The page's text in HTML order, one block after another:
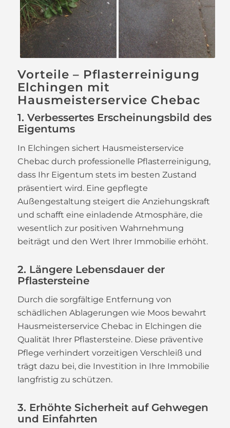
Vorteile – Pflasterreinigung
Elchingen mit
Hausmeisterservice Chebac
1. Verbessertes Erscheinungsbild des
Eigentums
In Elchingen sichert Hausmeisterservice
Chebac durch professionelle Pflasterreinigung,
dass Ihr Eigentum stets im besten Zustand
präsentiert wird. Eine gepflegte
Außengestaltung steigert die Anziehungskraft
und schafft eine einladende Atmosphäre, die
wesentlich zur positiven Wahrnehmung
beiträgt und den Wert Ihrer Immobilie erhöht.
2. Längere Lebensdauer der
Pflastersteine
Durch die sorgfältige Entfernung von
schädlichen Ablagerungen wie Moos bewahrt
Hausmeisterservice Chebac in Elchingen die
Qualität Ihrer Pflastersteine. Diese präventive
Pflege verhindert vorzeitigen Verschleiß und
trägt dazu bei, die Investition in Ihre Immobilie
langfristig zu schützen.
3. Erhöhte Sicherheit auf Gehwegen
und Einfahrten